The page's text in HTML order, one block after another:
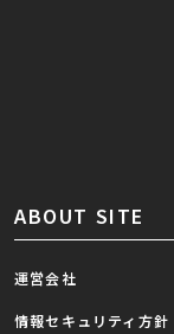
ABOUT SITE
運営会社
情報セキュリティ方針